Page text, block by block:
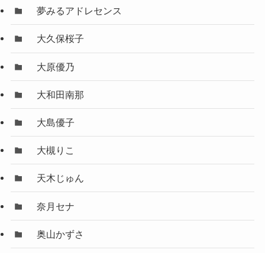
夢みるアドレセンス
大久保桜子
大原優乃
大和田南那
大島優子
大槻りこ
天木じゅん
奈月セナ
奥山かずさ